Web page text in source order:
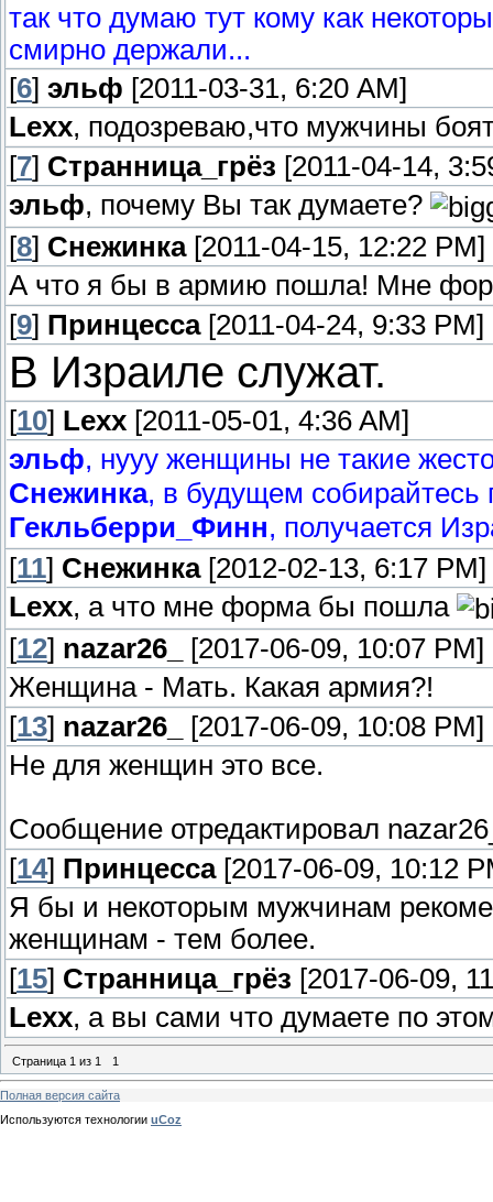
так что думаю тут кому как
смирно держали...
[6] эльф [2011-03-31, 6:20 AM]
Lexx, подозреваю,что мужчины
[7] Странница_грёз [2011-04-14,
эльф, почему Вы так думаете?
[8] Снежинка[2011-04-15, 12:22 PM]
А что я бы в армию пошла! Мне
[9] Принцесса[2011-04-24, 9:33 PM]
В Израиле служат.
[10] Lexx [2011-05-01, 4:36 AM]
эльф, нууу женщины не такие
Снежинка, в будущем собирайтесь
Гекльберри_Финн, получается
[11] Снежинка[2012-02-13, 6:17 PM]
Lexx, а что мне форма бы пошла
[12] nazar26_
[2017-06-09, 10:07 PM]
Женщина - Мать. Какая армия?!
[13] nazar26_
[2017-06-09, 10:08 PM]
Не для женщин это все.
Сообщение отредактировал
[14] Принцесса[2017-06-09, 10:12
Я бы и некоторым мужчинам
женщинам - тем более.
[15] Странница_грёз [2017-06-09,
Lexx, а вы сами что думаете по
Страница 1 из 1 1
Полная версия сайта
Используются технологии uCoz